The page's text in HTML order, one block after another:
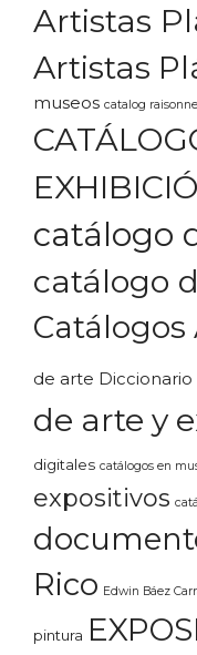
Artistas
Artistas
museos catalog raisonne
catálogo
catálogo
Catálogos
de arte
de arte y
digitales catálogos en
expositivos
Rico Edwin Báez
pintura